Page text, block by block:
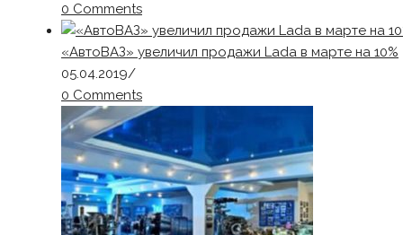
0 Comments
«АвтоВАЗ» увеличил продажи Lada в марте на 10%
05.04.2019/
0 Comments